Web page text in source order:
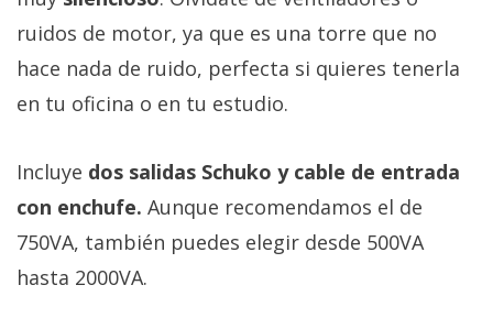
ruidos de motor, ya que es una torre que no
hace nada de ruido, perfecta si quieres tenerla
en tu oficina o en tu estudio.
Incluye dos salidas Schuko y cable de entrada
con enchufe. Aunque recomendamos el de
750VA, también puedes elegir desde 500VA
hasta 2000VA.